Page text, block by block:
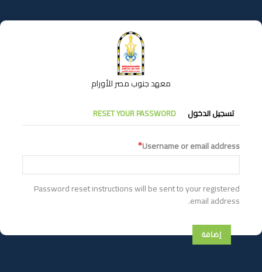
إلى
المحتوى
معهد جنوب مصر للأورام
التبويبات
الأساسية
تسجيل الدخول RESET YOUR PASSWORD
Username or email address
Password reset instructions will be sent to your registered
email address.